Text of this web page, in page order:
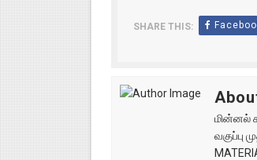
SHARE THIS:
மின்னல்
வகுப்பு